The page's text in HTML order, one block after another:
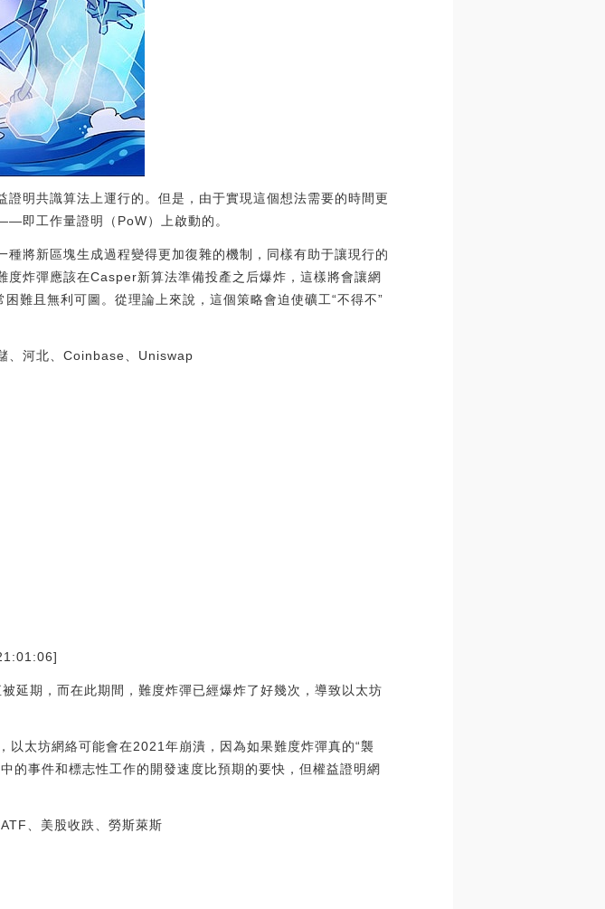
明共識算法上運行的。但是，由于實現這個想法需要的時間更
即工作量證明（PoW）上啟動的。
將新區塊生成過程變得更加復雜的機制，同樣有助于讓現行的
炸彈應該在Casper新算法準備投產之后爆炸，這樣將會讓網
難且無利可圖。從理論上來說，這個策略會迫使礦工“不得不”
、河北、Coinbase、Uniswap
延期，而在此期間，難度炸彈已經爆炸了好幾次，導致以太坊
太坊網絡可能會在2021年崩潰，因為如果難度炸彈真的“襲
的事件和標志性工作的開發速度比預期的要快，但權益證明網
、美股收跌、勞斯萊斯